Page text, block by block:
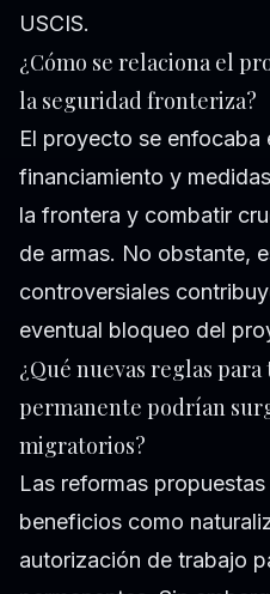
USCIS.
¿Cómo se relaciona el
la seguridad fronteriza?
El proyecto se enfocaba
financiamiento y
la frontera y combatir
de armas. No obstante,
controversiales
eventual bloqueo del
¿Qué nuevas reglas
permanente podrían
migratorios?
Las reformas
beneficios como
autorización de trabajo